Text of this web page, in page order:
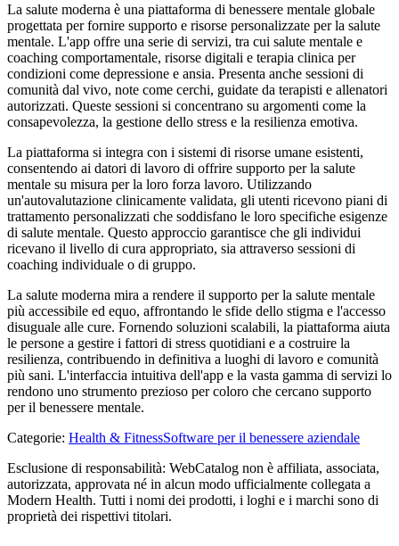
La salute moderna è una piattaforma di benessere mentale globale
progettata per fornire supporto e risorse personalizzate per la salute
mentale. L'app offre una serie di servizi, tra cui salute mentale e
coaching comportamentale, risorse digitali e terapia clinica per
condizioni come depressione e ansia. Presenta anche sessioni di
comunità dal vivo, note come cerchi, guidate da terapisti e allenatori
autorizzati. Queste sessioni si concentrano su argomenti come la
consapevolezza, la gestione dello stress e la resilienza emotiva.
La piattaforma si integra con i sistemi di risorse umane esistenti,
consentendo ai datori di lavoro di offrire supporto per la salute
mentale su misura per la loro forza lavoro. Utilizzando
un'autovalutazione clinicamente validata, gli utenti ricevono piani di
trattamento personalizzati che soddisfano le loro specifiche esigenze
di salute mentale. Questo approccio garantisce che gli individui
ricevano il livello di cura appropriato, sia attraverso sessioni di
coaching individuale o di gruppo.
La salute moderna mira a rendere il supporto per la salute mentale
più accessibile ed equo, affrontando le sfide dello stigma e l'accesso
disuguale alle cure. Fornendo soluzioni scalabili, la piattaforma aiuta
le persone a gestire i fattori di stress quotidiani e a costruire la
resilienza, contribuendo in definitiva a luoghi di lavoro e comunità
più sani. L'interfaccia intuitiva dell'app e la vasta gamma di servizi lo
rendono uno strumento prezioso per coloro che cercano supporto
per il benessere mentale.
Categorie: Health & FitnessSoftware per il benessere aziendale
Esclusione di responsabilità: WebCatalog non è affiliata, associata,
autorizzata, approvata né in alcun modo ufficialmente collegata a
Modern Health. Tutti i nomi dei prodotti, i loghi e i marchi sono di
proprietà dei rispettivi titolari.